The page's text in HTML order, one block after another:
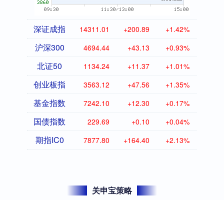
深证成指 14311.01 +200.89 +1.42%
沪深300 4694.44 +43.13 +0.93%
北证50 1134.24 +11.37 +1.01%
创业板指 3563.12 +47.56 +1.35%
基金指数 7242.10 +12.30 +0.17%
国债指数 229.69 +0.10 +0.04%
期指IC0 7877.80 +164.40 +2.13%
关申宝策略